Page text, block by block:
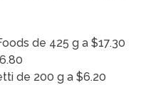
de 425 g a $17.30
de 200 g a $6.20